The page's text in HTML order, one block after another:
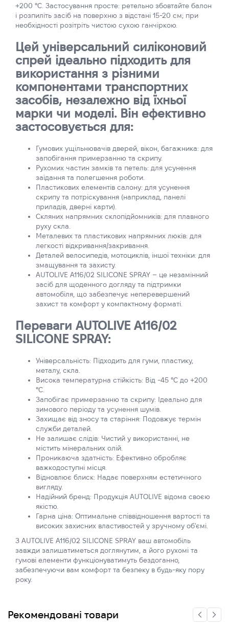
+200 °C. Застосування просте: ретельно збовтайте балон
і розпиліть засіб на поверхню з відстані 15-20 см; при
необхідності розітріть чистою сухою ганчіркою.
Цей універсальний силіконовий
спрей ідеально підходить для
використання з різними
компонентами транспортних
засобів, незалежно від їхньої
марки чи моделі. Він ефективно
застосовується для:
Гумових ущільнювачів дверей, вікон, багажника: для
запобігання примерзанню та скрипу.
Рухомих частин замків та петель: для усунення
заїдання та полегшення роботи.
Пластикових елементів салону: для усунення
скрипу та потріскування (наприклад, панелі
приладів, дверні карти).
Скляних напрямних склопідйомників: для плавного
руху скла.
Металевих та пластикових напрямних люків: для
легкості відкривання/закривання.
Деталей велосипедів, мотоциклів, іншої техніки: для
змащування та захисту.
AUTOLIVE A116/02 SILICONE SPRAY – це незамінний
засіб для щоденного догляду та підтримки
автомобіля, що забезпечує неперевершений
захист та комфорт у компактному форматі.
Переваги AUTOLIVE A116/02
SILICONE SPRAY:
Універсальність: Підходить для гуми, пластику,
металу, скла.
Висока температурна стійкість: Від -45 °C до +200
°C.
Запобігає примерзанню та скрипу: Ідеально для
зимового періоду та усунення шумів.
Захищає від зносу та старіння: Подовжує термін
служби деталей.
Не залишає слідів: Чистий у використанні, не
містить мінеральних олій.
Проникаюча здатність: Ефективно обробляє
важкодоступні місця.
Відновлює блиск: Надає поверхням естетичного
вигляду.
Надійний бренд: Продукція AUTOLIVE відома своєю
якістю.
Гарна ціна: Оптимальне співвідношення вартості та
високих захисних властивостей у зручному об'ємі.
З AUTOLIVE A116/02 SILICONE SPRAY ваш автомобіль
завжди залишатиметься доглянутим, а його рухомі та
гумові елементи функціонуватимуть бездоганно,
забезпечуючи вам комфорт та безпеку в будь-яку пору
року.
Рекомендовані товари